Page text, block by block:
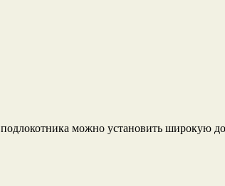
можно установить широкую